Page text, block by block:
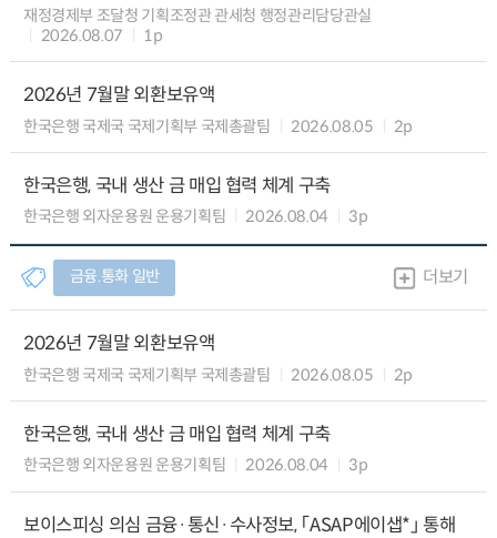
재정경제부 조달청 기획조정관 관세청 행정관리담당관실
2026.08.07
1p
2026년 7월말 외환보유액
한국은행 국제국 국제기획부 국제총괄팀 2026.08.05 2p
한국은행, 국내 생산 금 매입 협력 체계 구축
한국은행 외자운용원 운용기획팀 2026.08.04 3p
금융.통화 일반 더보기
2026년 7월말 외환보유액
한국은행 국제국 국제기획부 국제총괄팀 2026.08.05 2p
한국은행, 국내 생산 금 매입 협력 체계 구축
한국은행 외자운용원 운용기획팀 2026.08.04 3p
보이스피싱 의심 금융·통신·수사정보, 「ASAP에이샙*」 통해